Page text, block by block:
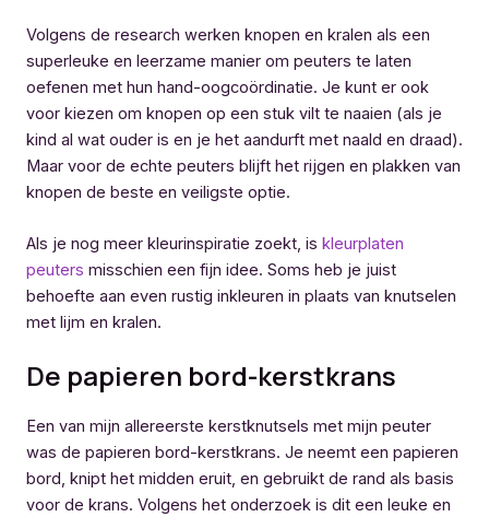
Volgens de research werken knopen en kralen als een
superleuke en leerzame manier om peuters te laten
oefenen met hun hand-oogcoördinatie. Je kunt er ook
voor kiezen om knopen op een stuk vilt te naaien (als je
kind al wat ouder is en je het aandurft met naald en draad).
Maar voor de echte peuters blijft het rijgen en plakken van
knopen de beste en veiligste optie.
Als je nog meer kleurinspiratie zoekt, is kleurplaten
peuters misschien een fijn idee. Soms heb je juist
behoefte aan even rustig inkleuren in plaats van knutselen
met lijm en kralen.
De papieren bord-kerstkrans
Een van mijn allereerste kerstknutsels met mijn peuter
was de papieren bord-kerstkrans. Je neemt een papieren
bord, knipt het midden eruit, en gebruikt de rand als basis
voor de krans. Volgens het onderzoek is dit een leuke en